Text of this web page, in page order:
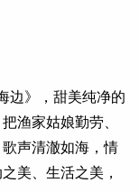
边》，甜美纯净的
渔家姑娘勤劳、
声清澈如海，情
美、生活之美，